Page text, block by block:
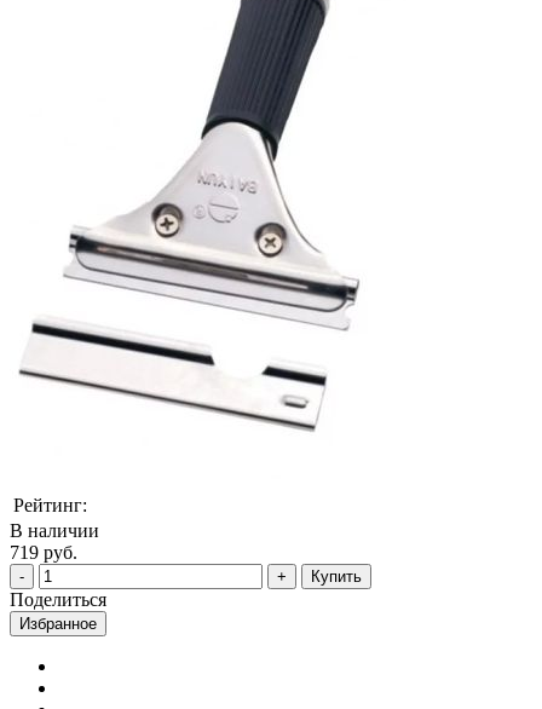
Рейтинг:
В наличии
719 руб.
Купить
Поделиться
Избранное